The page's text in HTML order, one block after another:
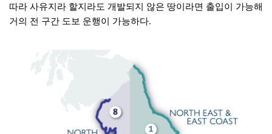
따라 사유지라 할지라도 개발되지 않은 땅이라면 출입이 가능해
거의 전 구간 도보 운행이 가능하다.